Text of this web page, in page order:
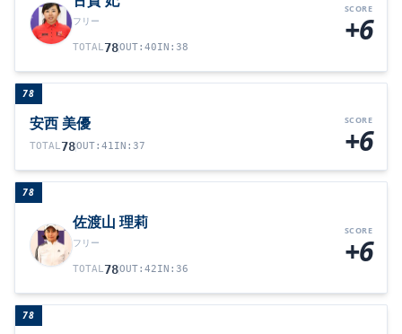
フリー
TOTAL78OUT: 40IN : 38
SCORE
+6
78
安西 美優
TOTAL78OUT: 41IN : 37
SCORE
+6
78
佐渡山 理莉
フリー
TOTAL78OUT: 42IN : 36
SCORE
+6
78